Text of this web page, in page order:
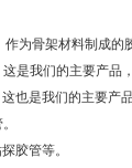
为骨架材料制成的
是我们的主要产品
也是我们的主要产
胶管等。